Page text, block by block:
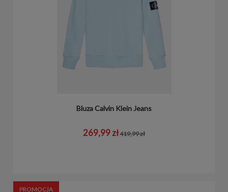
Bluza Calvin Klein Jeans
269,99 zł419,99 zł
PROMOCJA